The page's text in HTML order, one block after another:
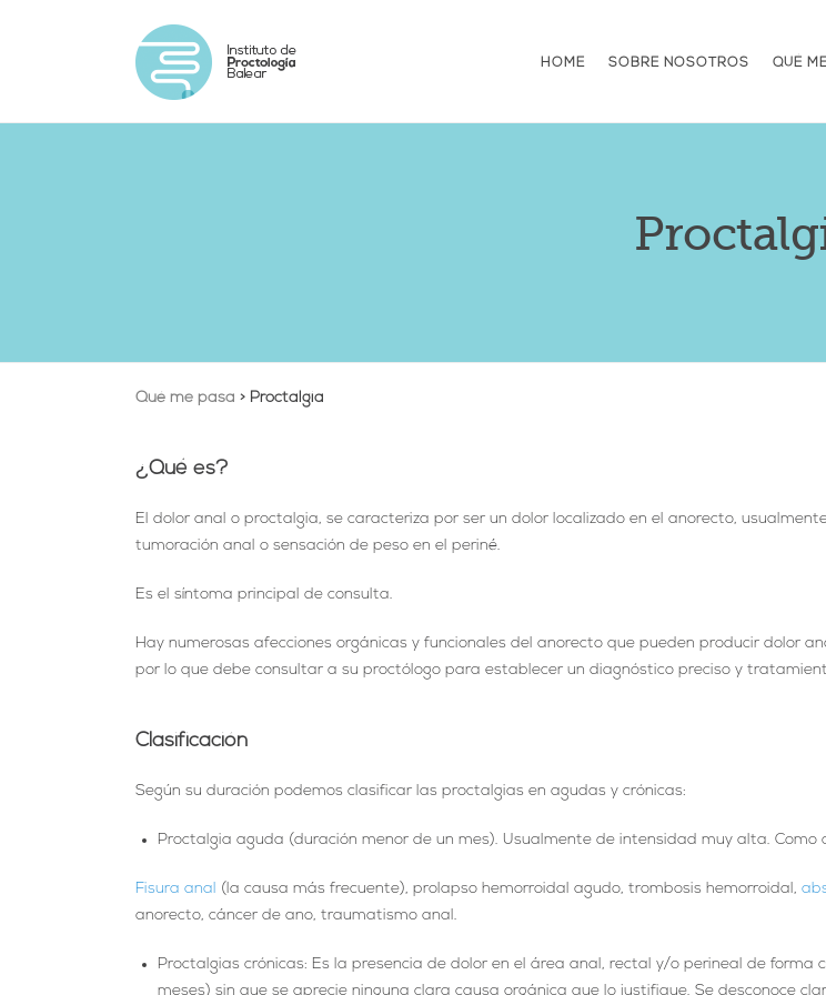
HOME SOBRE NOSOTROS QUÉ
Qué me pasa > Proctalgia
¿Qué es?
El dolor anal o proctalgia, se caracteriza por ser un dolor localizado en el anorecto,
tumoración anal o sensación de peso en el periné.
Es el síntoma principal de consulta.
Hay numerosas afecciones orgánicas y funcionales del anorecto que pueden producir dolor
por lo que debe consultar a su proctólogo para establecer un diagnóstico preciso y
Clasificación
Según su duración podemos clasificar las proctalgias en agudas y crónicas:
Proctalgia aguda (duración menor de un mes). Usualmente de intensidad muy alta.
Fisura anal (la causa más frecuente), prolapso hemorroidal agudo, trombosis hemorroidal,
anorecto, cáncer de ano, traumatismo anal.
Proctalgias crónicas: Es la presencia de dolor en el área anal, rectal y/o perineal de
meses) sin que se aprecie ninguna clara causa orgánica que lo justifique. Se desconoce